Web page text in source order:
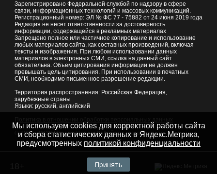
Зарегистрировано Федеральной службой по надзору в сфере
связи, информационных технологий и массовых коммуникаций.
Регистрационный номер: ЭЛ № ФС 77 - 75882 от 24 июня 2019 года
Редакция не несет ответственности за достоверность
информации, содержащейся в рекламных материалах
Запрещено полное или частичное копирование и использование
любых материалов сайта, как составных произведений, включая
тексты и изображения. При любом использовании данных
материалов в электронных СМИ, ссылка на данный сайт
обязательна. Объем цитирования информации не должен
превышать цель цитирования. При использовании в печатных
СМИ, необходимо письменное разрешение редакции.
Территория распространения: Российская Федерация,
зарубежные страны
Языки: русский, английский
© 2007 - 2026Портал Читы и Забайкальского края
Мы используем cookies для корректной работы сайта
и сбора статистических данных в Яндекс.Метрика,
предусмотренных политикой конфиденциальности
Принять